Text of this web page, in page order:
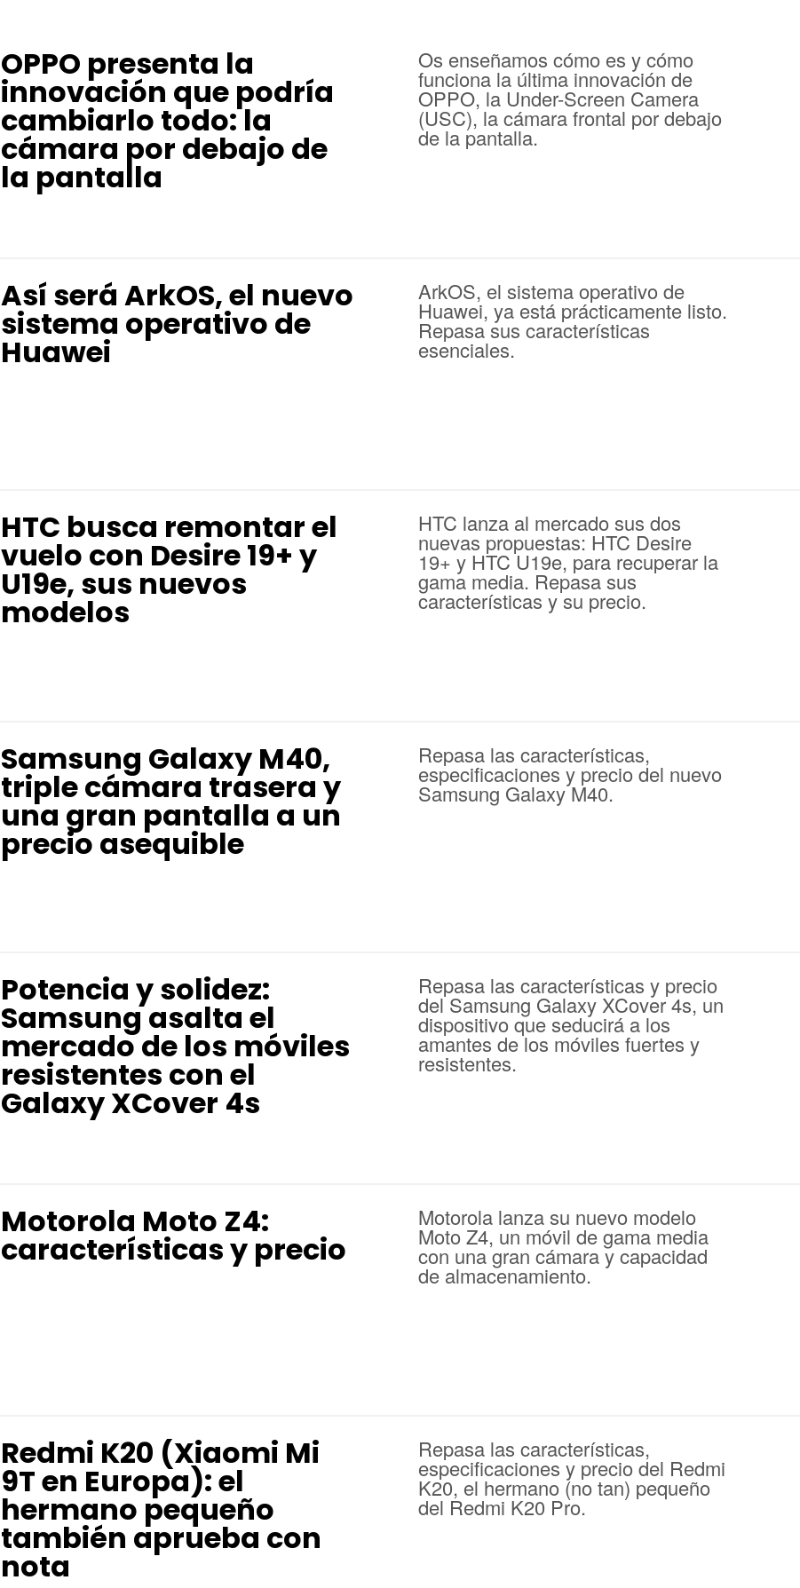
OPPO presenta la
innovación que podría
cambiarlo todo: la
cámara por debajo de
la pantalla
Os enseñamos cómo es y cómo
funciona la última innovación de
OPPO, la Under-Screen Camera
(USC), la cámara frontal por debajo
de la pantalla.
Así será ArkOS, el nuevo
sistema operativo de
Huawei
ArkOS, el sistema operativo de
Huawei, ya está prácticamente listo.
Repasa sus características
esenciales.
HTC busca remontar el
vuelo con Desire 19+ y
U19e, sus nuevos
modelos
HTC lanza al mercado sus dos
nuevas propuestas: HTC Desire
19+ y HTC U19e, para recuperar la
gama media. Repasa sus
características y su precio.
Samsung Galaxy M40,
triple cámara trasera y
una gran pantalla a un
precio asequible
Repasa las características,
especificaciones y precio del nuevo
Samsung Galaxy M40.
Potencia y solidez:
Samsung asalta el
mercado de los móviles
resistentes con el
Galaxy XCover 4s
Repasa las características y precio
del Samsung Galaxy XCover 4s, un
dispositivo que seducirá a los
amantes de los móviles fuertes y
resistentes.
Motorola Moto Z4:
características y precio
Motorola lanza su nuevo modelo
Moto Z4, un móvil de gama media
con una gran cámara y capacidad
de almacenamiento.
Redmi K20 (Xiaomi Mi
9T en Europa): el
hermano pequeño
también aprueba con
nota
Repasa las características,
especificaciones y precio del Redmi
K20, el hermano (no tan) pequeño
del Redmi K20 Pro.